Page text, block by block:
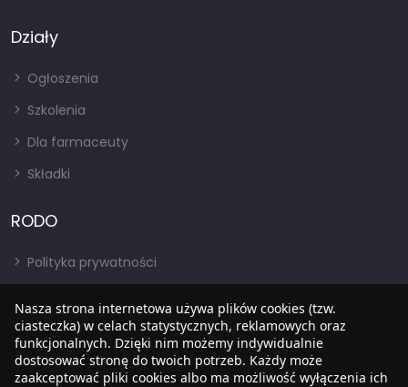
Działy
Ogłoszenia
Szkolenia
Dla farmaceuty
Składki
RODO
Polityka prywatności
RODO
BIP
Nasza strona internetowa używa plików cookies (tzw.
ciasteczka) w celach statystycznych, reklamowych oraz
funkcjonalnych. Dzięki nim możemy indywidualnie
dostosować stronę do twoich potrzeb. Każdy może
zaakceptować pliki cookies albo ma możliwość wyłączenia ich